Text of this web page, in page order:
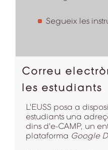
Segueix les
Correu
les estudiants
L'EUSS posa a
estudiants una
dins d'e-CAMP, un
plataforma Google